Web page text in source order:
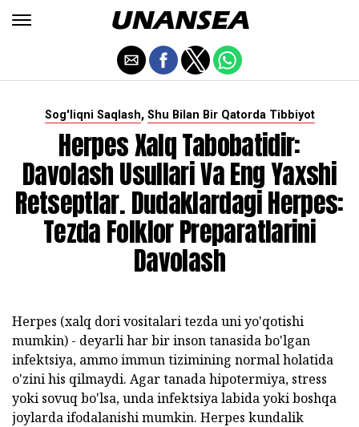
Sog'liqni Saqlash, Shu Bilan Bir Qatorda Tibbiyot
Herpes Xalq Tabobatidir:
Davolash Usullari Va Eng Yaxshi
Retseptlar. Dudaklardagi Herpes:
Tezda Folklor Preparatlarini
Davolash
Herpes (xalq dori vositalari tezda uni yo'qotishi
mumkin) - deyarli har bir inson tanasida bo'lgan
infektsiya, ammo immun tizimining normal holatida
o'zini his qilmaydi. Agar tanada hipotermiya, stress
yoki sovuq bo'lsa, unda infektsiya labida yoki boshqa
joylarda ifodalanishi mumkin. Herpes kundalik